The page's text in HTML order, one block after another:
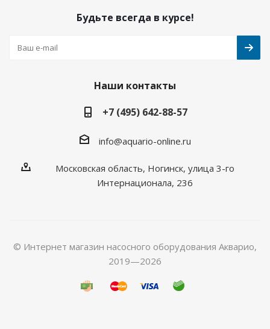
Будьте всегда в курсе!
Наши контакты
+7 (495) 642-88-57
info@aquario-online.ru
Московская область, Ногинск, улица 3-го
Интернационала, 236
© Интернет магазин насосного оборудования Акварио,
2019—2026